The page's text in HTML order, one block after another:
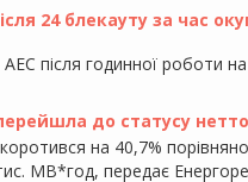
24 блекауту за час
після годинної роботи
до статусу
на 40,7%
МВ*год, передає